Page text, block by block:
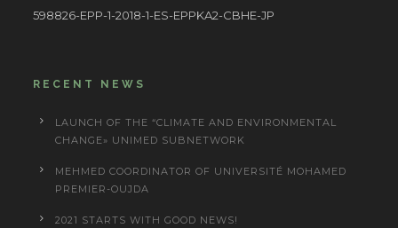
598826-EPP-1-2018-1-ES-EPPKA2-CBHE-JP
RECENT NEWS
LAUNCH OF THE “CLIMATE AND ENVIRONMENTAL
CHANGE» UNIMED SUBNETWORK
MEHMED COORDINATOR OF UNIVERSITÉ MOHAMED
PREMIER-OUJDA
2021 STARTS WITH GOOD NEWS!